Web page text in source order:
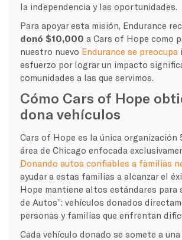
la independencia y las oportunidades.
Para apoyar esta misión, Endurance
donó $10,000 a Cars of Hope como
nuestro nuevo Endurance se preocupa
esfuerzo por lograr un impacto
comunidades a las que servimos.
Cómo Cars of Hope
dona vehículos
Cars of Hope es la única organización
área de Chicago enfocada
Donando autos confiables a familias
ayudar a estas familias a alcanzar el
Hope mantiene altos estándares para
de Autos”: vehículos donados
personas y familias que enfrentan
Cada vehículo donado se somete a